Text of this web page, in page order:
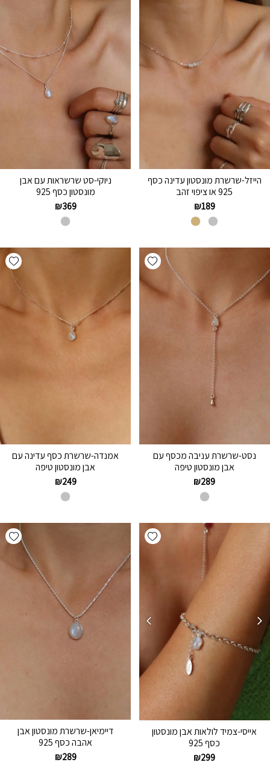
הייזל-שרשרת מונסטון עדינה כסף
925 או ציפוי זהב
₪189
ניוקי-סט שרשראות עם אבן
מונסטון כסף 925
₪369
Add wishlist
נסט-שרשרת עניבה מכסף עם
אבן מונסטון טיפה
₪289
אמנדה-שרשרת כסף עדינה עם
אבן מונסטון טיפה
₪249
Add wishlist
אייסי-צמיד לולאות אבן מונסטון
כסף 925
₪299
דיימיאן-שרשרת מונסטון אבן
אהבה כסף 925
₪289